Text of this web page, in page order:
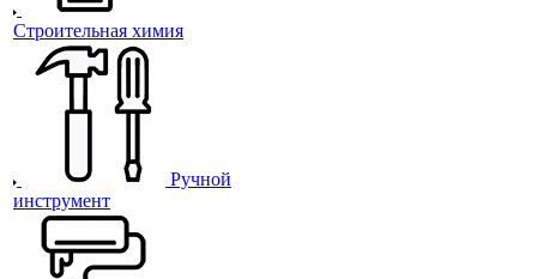
Строительная химия
Ручной
инструмент